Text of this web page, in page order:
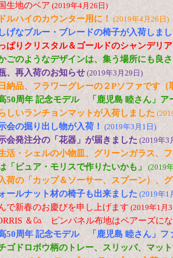
生地のベア (2019年4月26日)
ルハイのカウンター用に！ (2019年4月26日)
げなブルー・ブレードの椅子が入荷しま
ぱりクリスタル＆ゴールドのシャンデリ
ごのようなデザインは、集う場所にも良
、再入荷のお知らせ (2019年3月29日)
納品、フラワーグレーの２Pソファです（
50周年 記念モデル 「鹿児島 睦さん」
しいランチョンマットが入荷しました
会の掘り出し物が入荷！ (2019年3月1日)
会発注分の「花器」が届きました (2019年3
活・シェルの小物皿、グリーンガラス、
「ピュア・モリスで作りたいかも」 (2019
荷の「カップ＆ソーサー、スプーン）、
ールナット材の椅子も出来ました (2019年1
で新春のお慶びを申し上げます (2019年1月
＆㏇ ピンパネル布地はベアーズに
50周年 記念モデル 「鹿児島 睦さん」フ
ゴドロボウ柄のトレー、スリッパ、マッ